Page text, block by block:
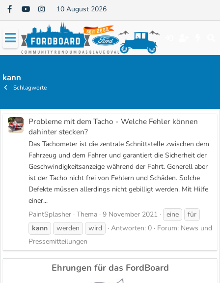
10 August 2026
kann
Schlagworte
Probleme mit dem Tacho - Welche Fehler können
dahinter stecken?
Das Tachometer ist die zentrale Schnittstelle zwischen dem
Fahrzeug und dem Fahrer und garantiert die Sicherheit der
Geschwindigkeitsanzeige während der Fahrt. Generell aber
ist der Tacho nicht frei von Fehlern und Schäden. Solche
Defekte müssen allerdings nicht gebilligt werden. Mit Hilfe
einer...
PaintSplasher Thema 9 November 2021 eine
für
kann
werden wird Antworten: 0 Forum: News und
Pressemitteilungen
Ehrungen für das FordBoard